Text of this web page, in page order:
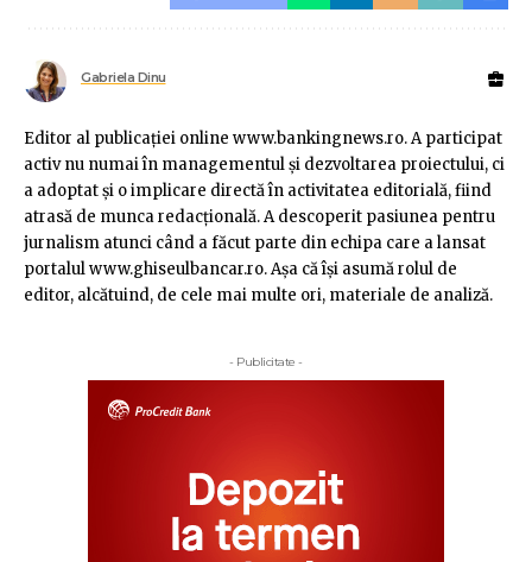
Gabriela Dinu
Editor al publicaţiei online www.bankingnews.ro. A participat
activ nu numai în managementul şi dezvoltarea proiectului, ci
a adoptat şi o implicare directă în activitatea editorială, fiind
atrasă de munca redacţională. A descoperit pasiunea pentru
jurnalism atunci când a făcut parte din echipa care a lansat
portalul www.ghiseulbancar.ro. Așa că îşi asumă rolul de
editor, alcătuind, de cele mai multe ori, materiale de analiză.
- Publicitate -